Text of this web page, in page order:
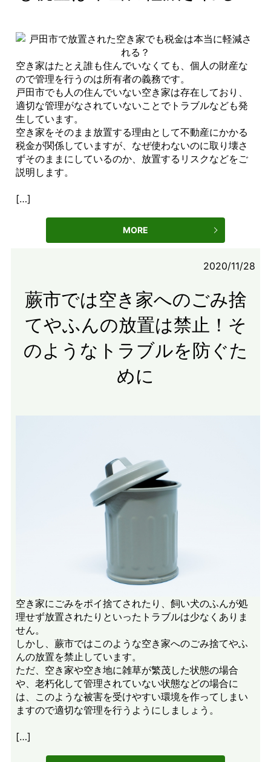
空き家はたとえ誰も住んでいなくても、個人の財産な
ので管理を行うのは所有者の義務です。
戸田市でも人の住んでいない空き家は存在しており、
適切な管理がなされていないことでトラブルなども発
生しています。
空き家をそのまま放置する理由として不動産にかかる
税金が関係していますが、なぜ使わないのに取り壊さ
ずそのままにしているのか、放置するリスクなどをご
説明します。
[…]
MORE
2020/11/28
蕨市では空き家へのごみ捨
てやふんの放置は禁止！そ
のようなトラブルを防ぐた
めに
空き家にごみをポイ捨てされたり、飼い犬のふんが処
理せず放置されたりといったトラブルは少なくありま
せん。
しかし、蕨市ではこのような空き家へのごみ捨てやふ
んの放置を禁止しています。
ただ、空き家や空き地に雑草が繁茂した状態の場合
や、老朽化して管理されていない状態などの場合に
は、このような被害を受けやすい環境を作ってしまい
ますので適切な管理を行うようにしましょう。
[…]